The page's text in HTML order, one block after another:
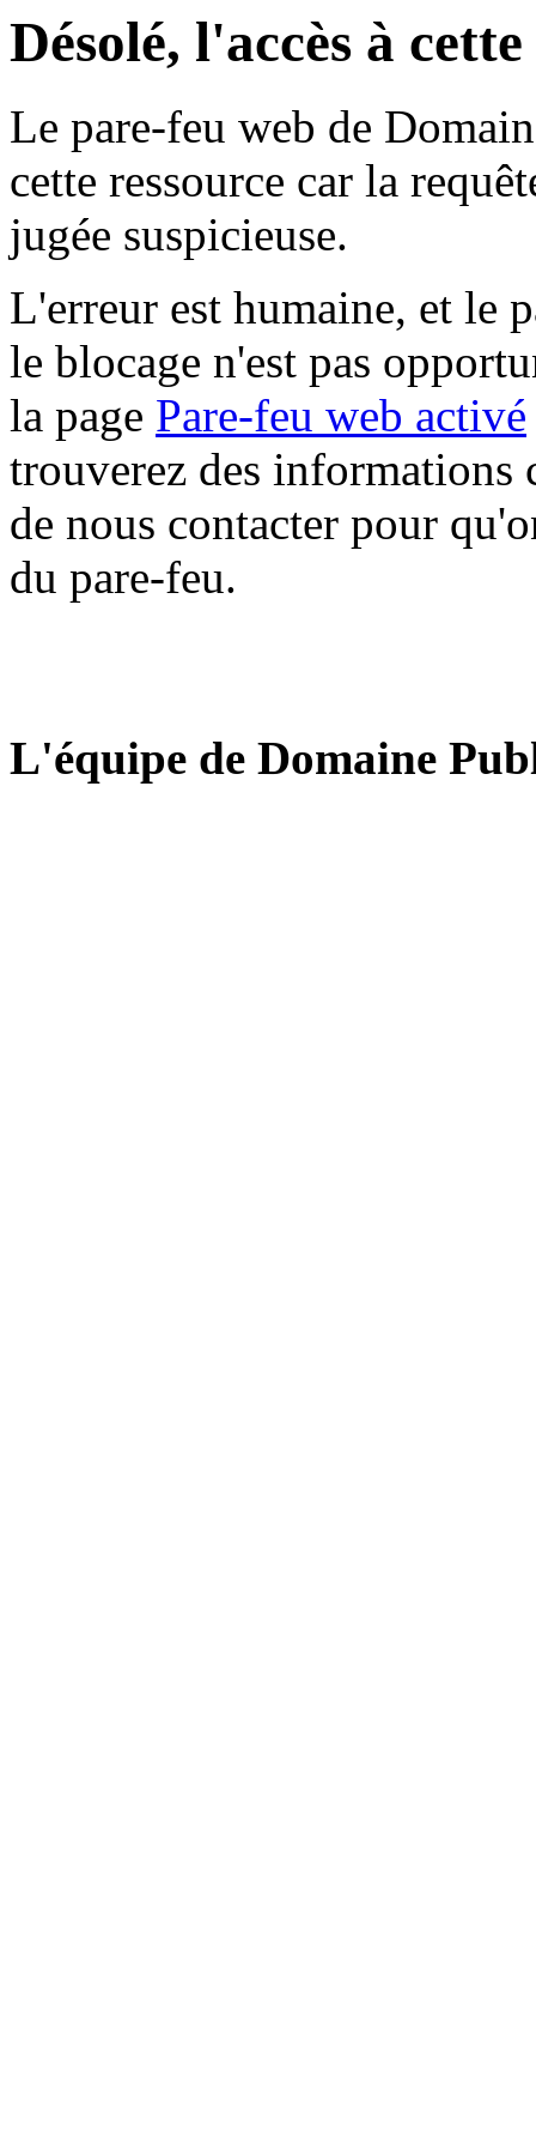
Désolé, l'accès à
Le pare-feu web de
cette ressource car la
jugée suspicieuse.
L'erreur est humaine, et le
le blocage n'est pas
la page Pare-feu web activé
trouverez des informations
de nous contacter pour
du pare-feu.
L'équipe de Domaine